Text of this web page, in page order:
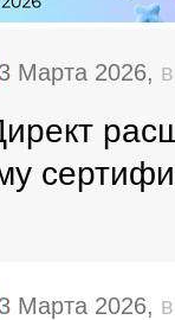
3 Марта 2026,
3 Марта 2026,